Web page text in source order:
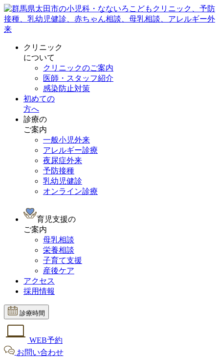
クリニック
について
クリニックのご案内
医師・スタッフ紹介
感染防止対策
初めての
方へ
診療の
ご案内
一般小児外来
アレルギー診療
夜尿症外来
予防接種
乳幼児健診
オンライン診療
育児支援の
ご案内
母乳相談
栄養相談
子育て支援
産後ケア
アクセス
採用情報
診療時間
WEB予約
お問い合わせ